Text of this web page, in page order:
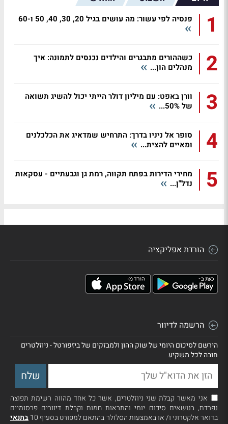
1 פנסיה לפי עשור: מה עושים בגיל 20, 30, 40, 50 ו-60
2
כשההורים מתבגרים והילדים נכנסים לתמונה: איך
מנהלים הון...
3
וורן באפט: עם מיליון דולר הייתי יכול להשיג תשואה
של 50%...
4
סופר אל ניניו בדרך: התרחיש שמדאיג את הכלכלנים
ומאיים להצית...
5
מחירי הדירות בפתח תקווה, רמת גן וגבעתיים - עסקאות
נדל"ן...
הורדת אפליקציה
הרשמה לדיוור
הירשם לסיכום היומי של שוק ההון ולמבזקים של ביזפורטל - ניוזלטרים
חובה לכל משקיע
אני מאשר קבלת שני ניוזלטרים, אשר כל אחד מהווה רשימת תפוצה
נפרדת, בנושאים סיכום יומי והתראות חמות וקבלת דיוורים פרסומיים
בדואר אלקטרוני ו/ או באמצעות הסלולר בהתאם למפורט בסעיף 10
בתנאי